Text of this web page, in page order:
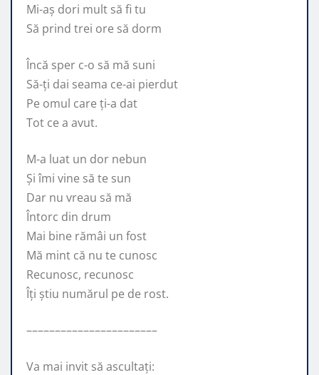
Mi-aș dori mult să fi tu
Să prind trei ore să dorm
Încă sper c-o să mă suni
Să-ți dai seama ce-ai pierdut
Pe omul care ți-a dat
Tot ce a avut.
M-a luat un dor nebun
Și îmi vine să te sun
Dar nu vreau să mă
Întorc din drum
Mai bine rămâi un fost
Mă mint că nu te cunosc
Recunosc, recunosc
Îți știu numărul pe de rost.
–––––––––––––––––––––––
Va mai invit să ascultați: